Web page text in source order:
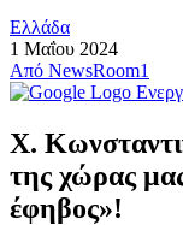
Ελλάδα
1 Μαΐου 2024
Από NewsRoom1
Χ.
της χώρας
έφηβος»!